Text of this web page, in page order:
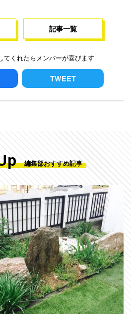
記事一覧
てくれたらメンバーが喜びます
TWEET
編集部おすすめ記事